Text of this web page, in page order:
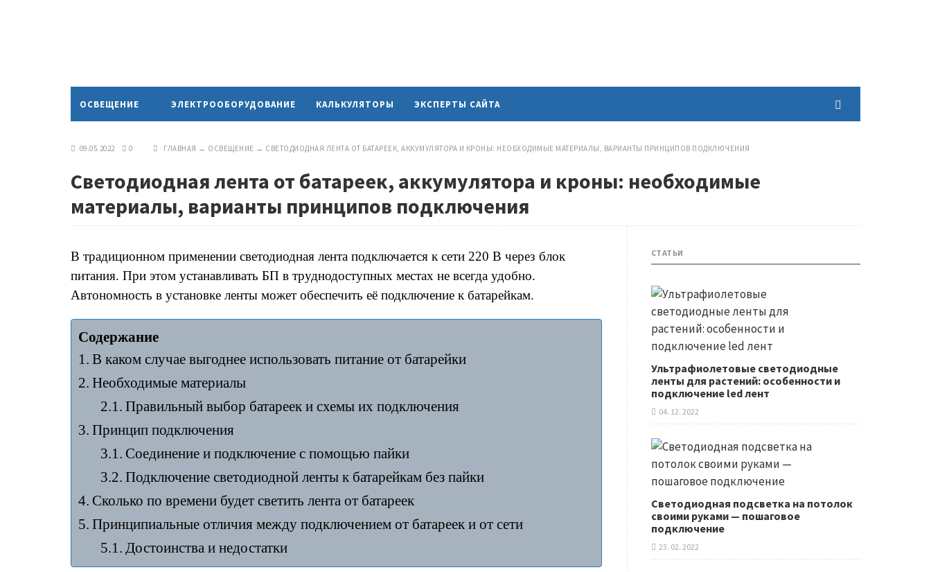
ОСВЕЩЕНИЕ ЭЛЕКТРООБОРУДОВАНИЕ КАЛЬКУЛЯТОРЫ ЭКСПЕРТЫ САЙТА
09.05.2022 0 ГЛАВНАЯ → ОСВЕЩЕНИЕ → СВЕТОДИОДНАЯ ЛЕНТА ОТ БАТАРЕЕК, АККУМУЛЯТОРА И КРОНЫ: НЕОБХОДИМЫЕ МАТЕРИАЛЫ, ВАРИАНТЫ ПРИНЦИПОВ ПОДКЛЮЧЕНИЯ
Светодиодная лента от батареек, аккумулятора и кроны: необходимые
материалы, варианты принципов подключения
В традиционном применении светодиодная лента подключается к сети 220 В через блок
питания. При этом устанавливать БП в труднодоступных местах не всегда удобно.
Автономность в установке ленты может обеспечить её подключение к батарейкам.
Cодержание
В каком случае выгоднее использовать питание от батарейки
Необходимые материалы
Правильный выбор батареек и схемы их подключения
Принцип подключения
Соединение и подключение с помощью пайки
Подключение светодиодной ленты к батарейкам без пайки
Сколько по времени будет светить лента от батареек
Принципиальные отличия между подключением от батареек и от сети
Достоинства и недостатки
СТАТЬИ
Ультрафиолетовые светодиодные
ленты для растений: особенности и
подключение led лент
04. 12. 2022
Светодиодная подсветка на потолок
своими руками — пошаговое
подключение
23. 02. 2022